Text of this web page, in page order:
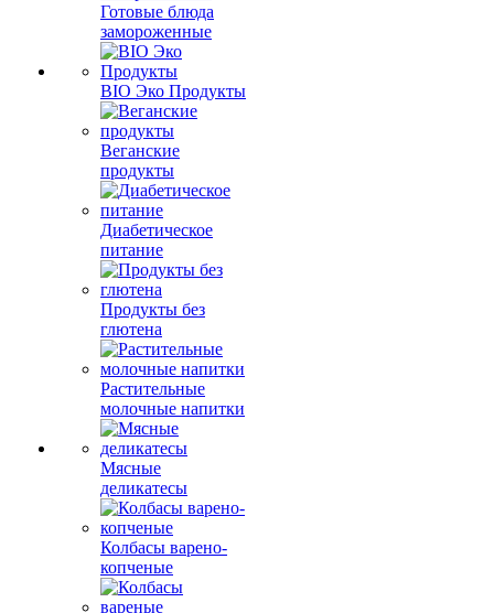
Готовые блюда
замороженные
BIO Эко Продукты
Веганские
продукты
Диабетическое
питание
Продукты без
глютена
Растительные
молочные напитки
Мясные
деликатесы
Колбасы варено-
копченые